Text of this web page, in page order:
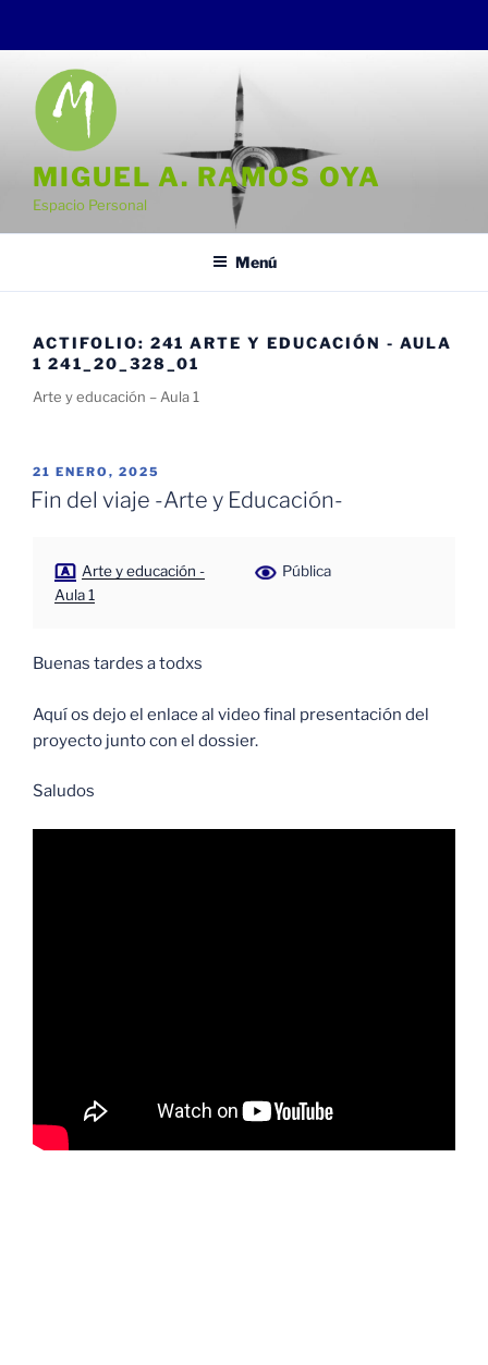
contenido
MIGUEL A. RAMOS OYA
Espacio Personal
Menú
ACTIFOLIO: 241 ARTE Y EDUCACIÓN - AULA
1 241_20_328_01
Arte y educación – Aula 1
PUBLICADO
EL
21 ENERO, 2025
Fin del viaje -Arte y Educación-
Arte y educación -
Aula 1
Pública
Buenas tardes a todxs
Aquí os dejo el enlace al video final presentación del
proyecto junto con el dossier.
Saludos